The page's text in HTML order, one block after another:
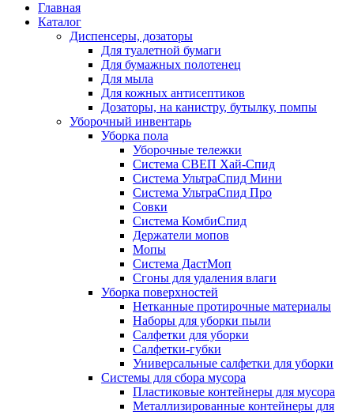
Главная
Каталог
Диспенсеры, дозаторы
Для туалетной бумаги
Для бумажных полотенец
Для мыла
Для кожных антисептиков
Дозаторы, на канистру, бутылку, помпы
Уборочный инвентарь
Уборка пола
Уборочные тележки
Система СВЕП Хай-Спид
Система УльтраСпид Мини
Система УльтраСпид Про
Совки
Система КомбиСпид
Держатели мопов
Мопы
Система ДастМоп
Сгоны для удаления влаги
Уборка поверхностей
Нетканные протирочные материалы
Наборы для уборки пыли
Салфетки для уборки
Салфетки-губки
Универсальные салфетки для уборки
Системы для сбора мусора
Пластиковые контейнеры для мусора
Металлизированные контейнеры для